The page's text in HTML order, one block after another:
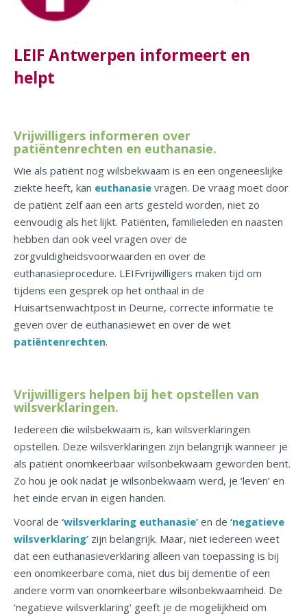
LEIF Antwerpen informeert en
helpt
Vrijwilligers informeren over
patiëntenrechten en euthanasie.
Wie als patiënt nog wilsbekwaam is en een ongeneeslijke
ziekte heeft, kan euthanasie vragen. De vraag moet door
de patiënt zelf aan een arts gesteld worden, niet zo
eenvoudig als het lijkt. Patiënten, familieleden en naasten
hebben dan ook veel vragen over de
zorgvuldigheidsvoorwaarden en over de
euthanasieprocedure. LEIFvrijwilligers maken tijd om
tijdens een gesprek op het onthaal in de
Huisartsenwachtpost in Deurne, correcte informatie te
geven over de euthanasiewet en over de wet
patiëntenrechten.
Vrijwilligers helpen bij het opstellen van
wilsverklaringen.
Iedereen die wilsbekwaam is, kan wilsverklaringen
opstellen. Deze wilsverklaringen zijn belangrijk wanneer je
als patiënt onomkeerbaar wilsonbekwaam geworden bent.
Zo hou je ook nadat je wilsonbekwaam werd, je ‘leven’ en
het einde ervan in eigen handen.
Vooral de ‘wilsverklaring euthanasie’ en de ‘negatieve
wilsverklaring’ zijn belangrijk. Maar, niet iedereen weet
dat een euthanasieverklaring alleen van toepassing is bij
een onomkeerbare coma, niet dus bij dementie of een
andere vorm van onomkeerbare wilsonbekwaamheid. De
‘negatieve wilsverklaring’ geeft je de mogelijkheid om